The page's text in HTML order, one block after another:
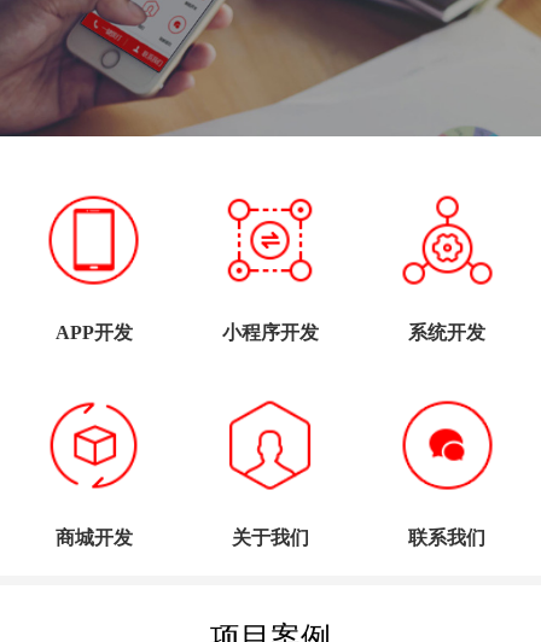
项目案例
APP开发 小程序开发 系统开发
商城开发 关于我们 联系我们